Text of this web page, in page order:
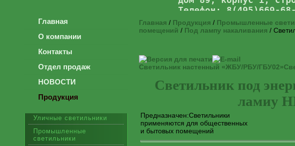
Телефон: 8(495)669-
Главная
О компании
Контакты
Отдел продаж
НОВОСТИ
Продукция
Уличные светильники
Промышленные
светильники
Главная / Продукция / Промышленные
помещений / Под лампу накаливания /
Светильник настенный «ЖБУ/РБУ/ГБУ02»
Светильник под
ламиу
Предназначен:Светильники
применяются для общественных
и бытовых помещений